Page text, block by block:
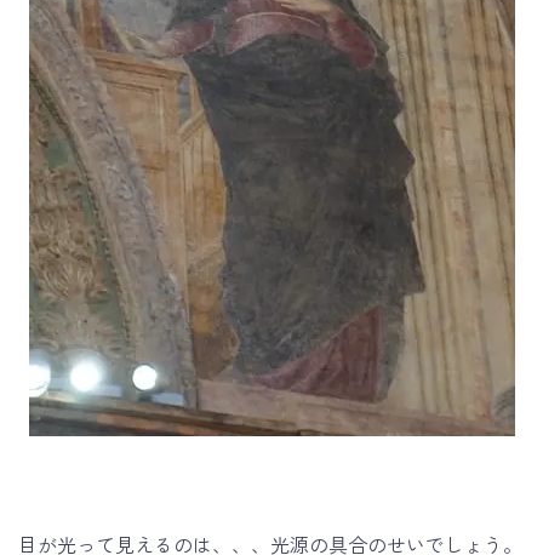
目が光って見えるのは、、、光源の具合のせいでしょう。